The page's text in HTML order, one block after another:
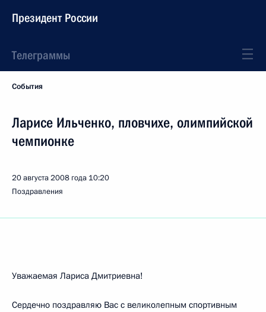
Президент России
Телеграммы
События
Ларисе Ильченко, пловчихе, олимпийской
чемпионке
20 августа 2008 года 10:20
Поздравления
Уважаемая Лариса Дмитриевна!
Сердечно поздравляю Вас с великолепным спортивным